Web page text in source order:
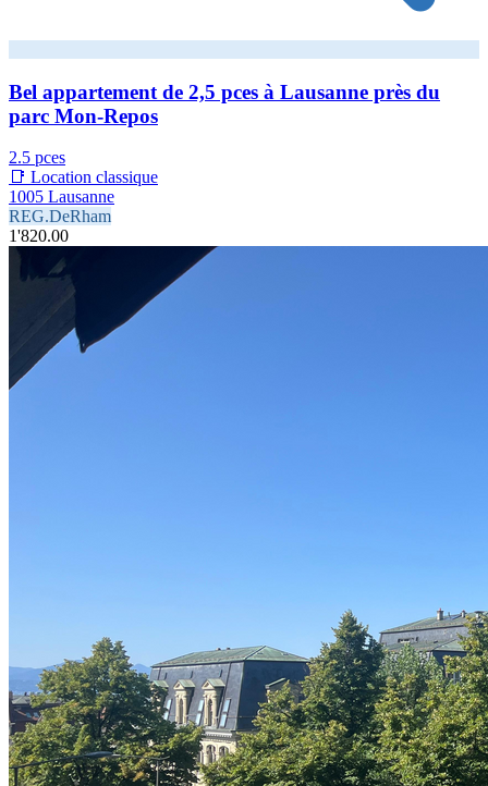
Bel appartement de 2,5 pces à Lausanne près du
parc Mon-Repos
2.5 pces
📑 Location classique
1005 Lausanne
REG.DeRham
1'820.00